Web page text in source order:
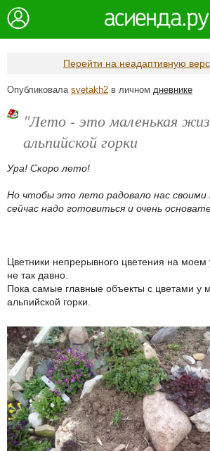
Перейти на неадаптивную
Опубликовала svetakh2 в личном дневнике
"Лето - это маленькая
альпийской горки
Ура! Скоро лето!
Но чтобы это лето радовало нас своими
сейчас надо готовиться и очень
Цветники непрерывного цветения на моем
не так давно.
Пока самые главные объекты с цветами у
альпийской горки.